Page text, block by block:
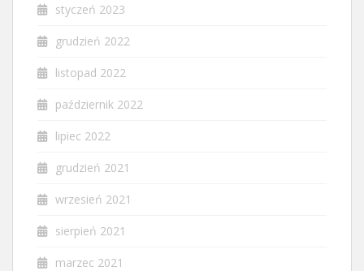
styczeń 2023
grudzień 2022
listopad 2022
październik 2022
lipiec 2022
grudzień 2021
wrzesień 2021
sierpień 2021
marzec 2021